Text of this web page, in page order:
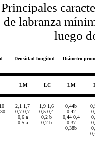
Principales
de labranza
luego
Densidad longitud Diámetro
LM LC LM
2,1 1,7
0,7 0,7
0,6 a
0,5 a
1,9 1,6
0,5 0,4
0,2 b
0,2 b
0,44b
0,42
0,44 0,4
0,37
0,38b